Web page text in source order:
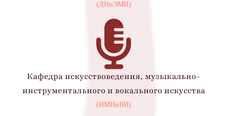
(ДНиЭМИ)
Кафедра искусствоведения, музыкально-
инструментального и вокального искусства
(ИМИиВИ)